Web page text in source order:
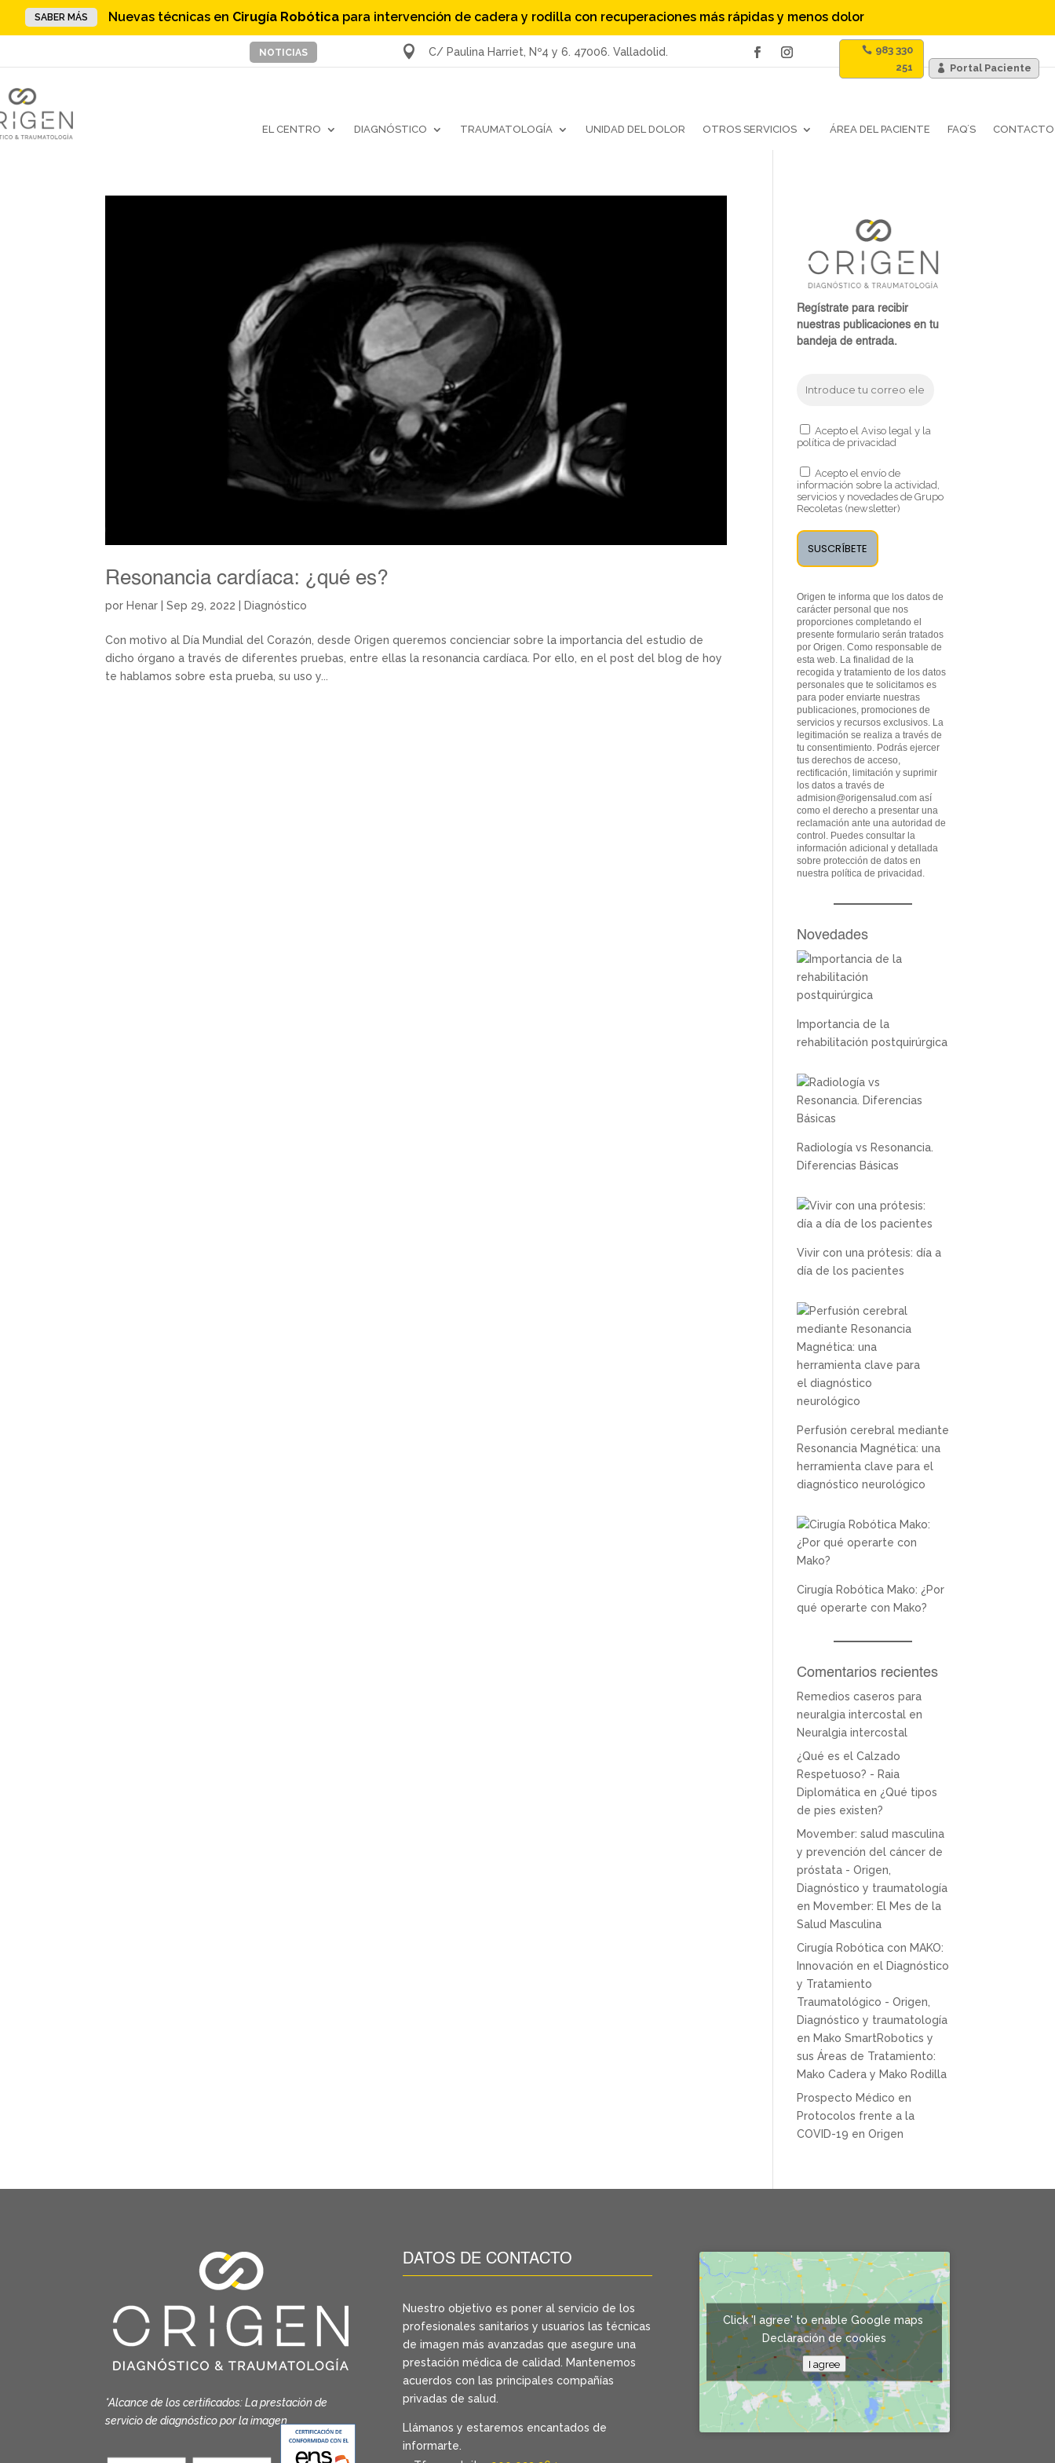
SABER MÁS Nuevas técnicas en Cirugía Robótica para intervención de cadera y rodilla con recuperaciones más rápidas y menos dolor
NOTICIAS  C/ Paulina Harriet, Nº4 y 6. 47006. Valladolid.
983 330
251
Portal Paciente
EL CENTRO DIAGNÓSTICO TRAUMATOLOGÍA UNIDAD DEL DOLOR OTROS SERVICIOS ÁREA DEL PACIENTE FAQ´S CONTACTO
Resonancia cardíaca: ¿qué es?
por Henar |Sep 29, 2022 Diagnóstico
Con motivo al Día Mundial del Corazón, desde Origen queremos concienciar sobre la importancia del estudio de
dicho órgano a través de diferentes pruebas, entre ellas la resonancia cardíaca. Por ello, en el post del blog de hoy
te hablamos sobre esta prueba, su uso y...
Regístrate para recibir
nuestras publicaciones en tu
bandeja de entrada.
Acepto el Aviso legal y la
política de privacidad
Acepto el envío de
información sobre la actividad,
servicios y novedades de Grupo
Recoletas (newsletter)
Origen te informa que los datos de
carácter personal que nos
proporciones completando el
presente formulario serán tratados
por Origen. Como responsable de
esta web. La finalidad de la
recogida y tratamiento de los datos
personales que te solicitamos es
para poder enviarte nuestras
publicaciones, promociones de
servicios y recursos exclusivos. La
legitimación se realiza a través de
tu consentimiento. Podrás ejercer
tus derechos de acceso,
rectificación, limitación y suprimir
los datos a través de
admision@origensalud.com así
como el derecho a presentar una
reclamación ante una autoridad de
control. Puedes consultar la
información adicional y detallada
sobre protección de datos en
nuestrapolítica de privacidad
Novedades
Importancia de la
rehabilitación postquirúrgica
Radiología vs Resonancia.
Diferencias Básicas
Vivir con una prótesis: día a
día de los pacientes
Perfusión cerebral mediante
Resonancia Magnética: una
herramienta clave para el
diagnóstico neurológico
Cirugía Robótica Mako: ¿Por
qué operarte con Mako?
Comentarios recientes
Remedios caseros para
neuralgia intercostal en
Neuralgia intercostal
¿Qué es el Calzado
Respetuoso? - Raia
Diplomática en ¿Qué tipos
de pies existen?
Movember: salud masculina
y prevención del cáncer de
próstata - Origen,
Diagnóstico y traumatología
en Movember: El Mes de la
Salud Masculina
Cirugía Robótica con MAKO:
Innovación en el Diagnóstico
y Tratamiento
Traumatológico - Origen,
Diagnóstico y traumatología
en Mako SmartRobotics y
sus Áreas de Tratamiento:
Mako Cadera y Mako Rodilla
Prospecto Médico en
Protocolos frente a la
COVID-19 en Origen
*Alcance de los certificados: La prestación de
servicio de diagnóstico por la imagen
DATOS DE CONTACTO
Nuestro objetivo es poner al servicio de los
profesionales sanitarios y usuarios las técnicas
de imagen más avanzadas que asegure una
prestación médica de calidad. Mantenemos
acuerdos con las principales compañías
privadas de salud.
Llámanos y estaremos encantados de
informarte.
Click 'I agree' to enable Google maps
Declaración de cookies
I agree